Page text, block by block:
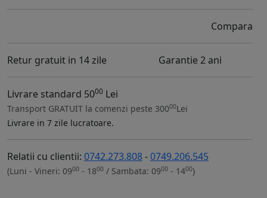
Compara
Retur gratuit in 14 zile Garantie 2 ani
Livrare standard 5000 Lei
Transport GRATUIT la comenzi peste 30000Lei
Livrare in 7 zile lucratoare.
Relatii cu clientii: 0742.273.808-0749.206.545
(Luni - Vineri: 0900 - 1800 / Sambata: 0900 - 1400)